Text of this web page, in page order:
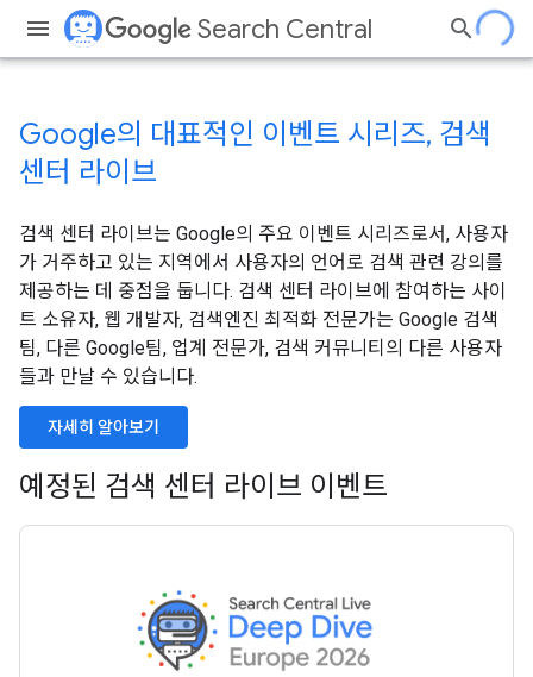
Search Central
Google의 대표적인 이벤트 시리즈, 검색
센터 라이브
검색 센터 라이브는 Google의 주요 이벤트 시리즈로서, 사용자
가 거주하고 있는 지역에서 사용자의 언어로 검색 관련 강의를
제공하는 데 중점을 둡니다. 검색 센터 라이브에 참여하는 사이
트 소유자, 웹 개발자, 검색엔진 최적화 전문가는 Google 검색
팀, 다른 Google팀, 업계 전문가, 검색 커뮤니티의 다른 사용자
들과 만날 수 있습니다.
자세히 알아보기
예정된 검색 센터 라이브 이벤트